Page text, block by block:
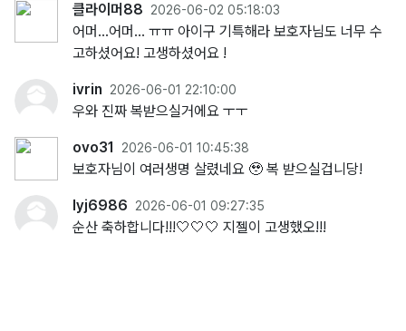
클라이머88 2026-06-02 05:18:03
어머...어머... ㅠㅠ 아이구 기특해라 보호자님도 너무 수
고하셨어요! 고생하셨어요 !
ivrin 2026-06-01 22:10:00
우와 진짜 복받으실거에요 ㅜㅜ
ovo31 2026-06-01 10:45:38
보호자님이 여러생명 살렸네요 🥹 복 받으실겁니당!
lyj6986 2026-06-01 09:27:35
순산 축하합니다!!!🤍🤍🤍 지젤이 고생했오!!!